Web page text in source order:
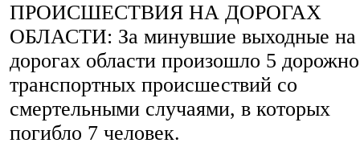
ПРОИСШЕСТВИЯ НА ДОРОГАХ
ОБЛАСТИ: За минувшие выходные на
дорогах области произошло 5
транспортных происшествий со
смертельными случаями, в которых
погибло 7 человек.